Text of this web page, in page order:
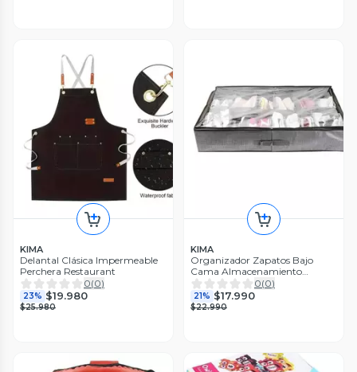
KIMA
Delantal Clásica Impermeable
Perchera Restaurant
0(0)
23% $19.980
$25.980
KIMA
Organizador Zapatos Bajo
Cama Almacenamiento
Zapatero
0(0)
21% $17.990
$22.990